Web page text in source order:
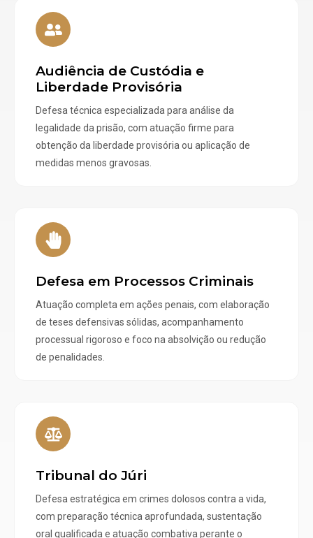
Audiência de Custódia e
Liberdade Provisória
Defesa técnica especializada para análise da
legalidade da prisão, com atuação firme para
obtenção da liberdade provisória ou aplicação de
medidas menos gravosas.
Defesa em Processos Criminais
Atuação completa em ações penais, com elaboração
de teses defensivas sólidas, acompanhamento
processual rigoroso e foco na absolvição ou redução
de penalidades.
Tribunal do Júri
Defesa estratégica em crimes dolosos contra a vida,
com preparação técnica aprofundada, sustentação
oral qualificada e atuação combativa perante o